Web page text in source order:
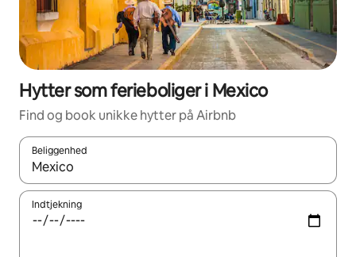
Hytter som ferieboliger i Mexico
Find og book unikke hytter på Airbnb
Beliggenhed
Når resultaterne er tilgængelige, skal du navigere med
Indtjekning